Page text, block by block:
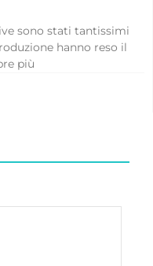
sono stati tantissimi
hanno reso il
più